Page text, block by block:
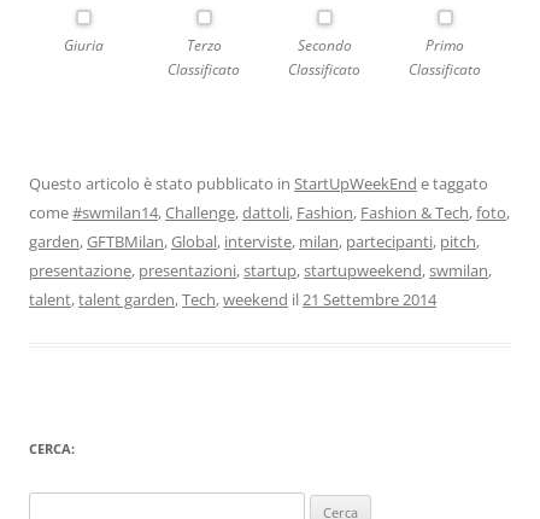
Giuria
Terzo
Classificato
Secondo
Classificato
Primo
Classificato
Questo articolo è stato pubblicato in StartUpWeekEnd e taggato
come#swmilan14,Challenge,dattoli, Fashion, Fashion & Tech,foto,
garden,GFTBMilan,Global, interviste, milan, partecipanti, pitch,
presentazione, presentazioni,startup,startupweekend,swmilan,
talent,talent garden,Tech,weekend il21 Settembre 2014
CERCA: